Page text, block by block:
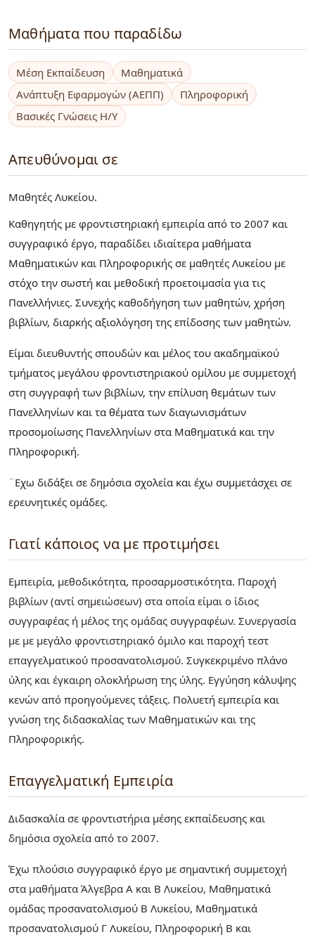
Μαθήματα που παραδίδω
Μέση Εκπαίδευση
Μαθηματικά
Ανάπτυξη Εφαρμογών (ΑΕΠΠ)
Πληροφορική
Βασικές Γνώσεις Η/Υ
Απευθύνομαι σε
Μαθητές Λυκείου
Καθηγητής με φροντιστηριακή εμπειρία από το 2007 και
συγγραφικό έργο, παραδίδει ιδιαίτερα μαθήματα
Μαθηματικών και Πληροφορικής σε μαθητές Λυκείου με
στόχο την σωστή και μεθοδική προετοιμασία για τις
Πανελλήνιες. Συνεχής καθοδήγηση των μαθητών, χρήση
βιβλίων, διαρκής αξιολόγηση της επίδοσης των μαθητών.
Είμαι διευθυντής σπουδών και μέλος του ακαδημαϊκού
τμήματος μεγάλου φροντιστηριακού ομίλου με συμμετοχή
στη συγγραφή των βιβλίων, την επίλυση θεμάτων των
Πανελληνίων και τα θέματα των διαγωνισμάτων
προσομοίωσης Πανελληνίων στα Μαθηματικά και την
Πληροφορική.
¨Εχω διδάξει σε δημόσια σχολεία και έχω συμμετάσχει σε
ερευνητικές ομάδες.
Γιατί κάποιος να με προτιμήσει
Εμπειρία, μεθοδικότητα, προσαρμοστικότητα. Παροχή
βιβλίων (αντί σημειώσεων) στα οποία είμαι ο ίδιος
συγγραφέας ή μέλος της ομάδας συγγραφέων. Συνεργασία
με με μεγάλο φροντιστηριακό όμιλο και παροχή τεστ
επαγγελματικού προσανατολισμού. Συγκεκριμένο πλάνο
ύλης και έγκαιρη ολοκλήρωση της ύλης. Εγγύηση κάλυψης
κενών από προηγούμενες τάξεις. Πολυετή εμπειρία και
γνώση της διδασκαλίας των Μαθηματικών και της
Πληροφορικής.
Επαγγελματική Εμπειρία
Διδασκαλία σε φροντιστήρια μέσης εκπαίδευσης και
δημόσια σχολεία από το 2007.
Έχω πλούσιο συγγραφικό έργο με σημαντική συμμετοχή
στα μαθήματα Άλγεβρα Α και Β Λυκείου, Μαθηματικά
ομάδας προσανατολισμού Β Λυκείου, Μαθηματικά
προσανατολισμού Γ Λυκείου, Πληροφορική Β και